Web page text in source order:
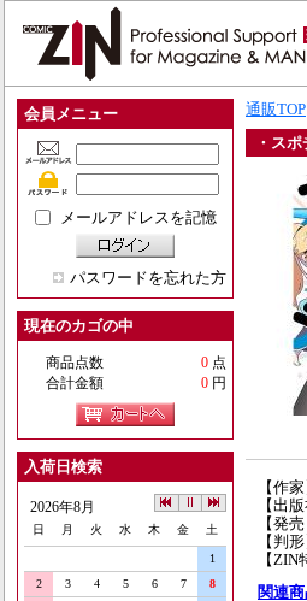
会員メニュー
メールアドレスを記憶
パスワードを忘れた方
現在のカゴの中
商品点数 0 点
合計金額
0 円
入荷日検索
2026年8月
日 月 火 水 木 金 土
1
2
3 4 5 6 7
8
通販TOP
・ス
【作
【出
【発
【判
【
関連